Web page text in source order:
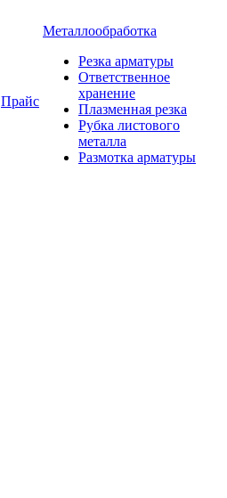
Прайс
Металлообработка
Резка арматуры
Ответственное
хранение
Плазменная резка
Рубка листового
металла
Размотка арматуры